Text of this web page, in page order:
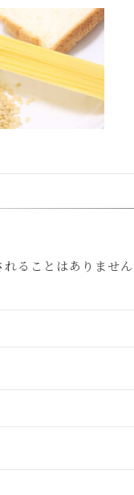
ることはありません